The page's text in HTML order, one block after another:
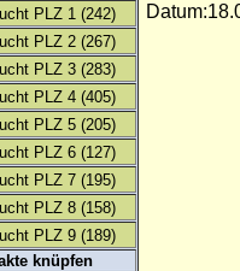
PLZ 1 (242)
PLZ 2 (267)
PLZ 3 (283)
PLZ 4 (405)
PLZ 5 (205)
PLZ 6 (127)
PLZ 7 (195)
PLZ 8 (158)
PLZ 9 (189)
knüpfen